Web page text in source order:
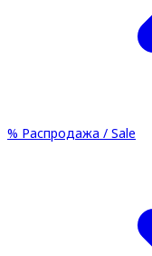
% Распродажа / Sale